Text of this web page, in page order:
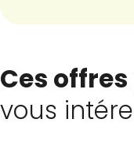
Ces
vous